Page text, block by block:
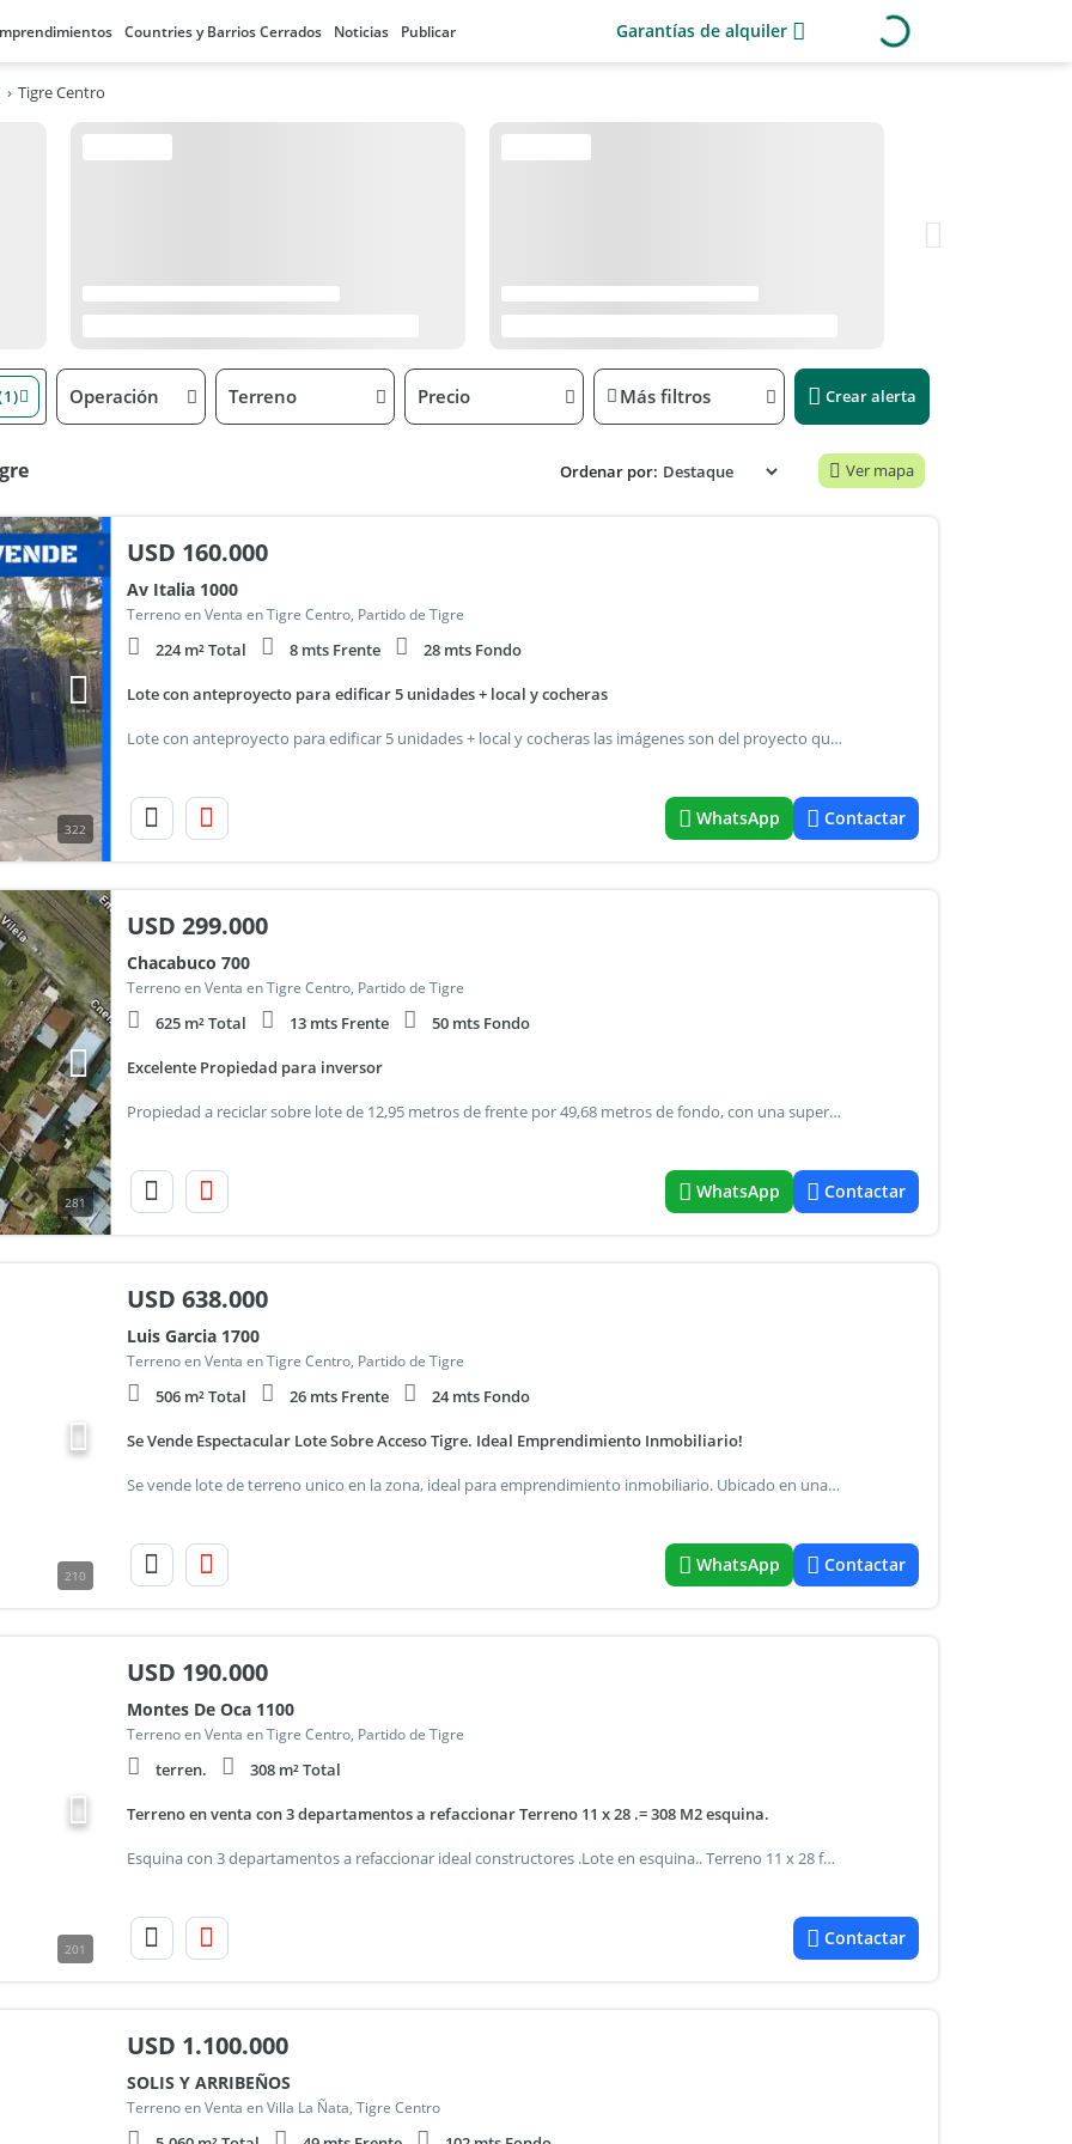
Countries y Barrios Cerrados Noticias Publicar Garantías de alquiler
Tigre Centro
Operación Terreno Precio Más filtros Crear alerta
Ordenar por: Ver mapa
322
USD 160.000
Av Italia 1000
Terreno en Venta en Tigre Centro, Partido de Tigre
224 m² Total 8 mts Frente 28 mts Fondo
Lote con anteproyecto para edificar 5 unidades + local y cocheras
Lote con anteproyecto para edificar 5 unidades + local y cocheras las imágenes son del proyecto que constara de 2 monoambientes amplios y divisibles, un dos ambientes y dos dúplex de tres ambientes en el ultimo piso. A los dibujos de las imágenes se les puede hacer modificaciones. Escucha permuta. Si estas buscando tasar tu inmueble comunícate con labate propiedades, es el primer paso para la venta! Labate propiedades interviene exclusivamente como intermediara entre las partes. Los datos, medidas y antigüedad son estimativos y fueron suministrados por el propietario, pudiendo estar sujetos a modificaciones. Las imágenes son ilustrativas y no representan un compromiso legal. Ignacio m. Labate csi 5973 toca el botón de whatsapp que aparece al costado (o abajo) y podrás comunicarte con nosotros para ver la propiedad o sacarte las dudas que tengas.
WhatsApp Contactar
281
USD 299.000
Chacabuco 700
Terreno en Venta en Tigre Centro, Partido de Tigre
625 m² Total 13 mts Frente 50 mts Fondo
Excelente Propiedad para inversor
Propiedad a reciclar sobre lote de 12,95 metros de frente por 49,68 metros de fondo, con una superficie total de 625 m2. Ideal departamentos, con f.O.T de 2,40, zonificación r6
WhatsApp Contactar
210
USD 638.000
Luis Garcia 1700
Terreno en Venta en Tigre Centro, Partido de Tigre
506 m² Total 26 mts Frente 24 mts Fondo
Se Vende Espectacular Lote Sobre Acceso Tigre. Ideal Emprendimiento Inmobiliario!
Se vende lote de terreno unico en la zona, ideal para emprendimiento inmobiliario. Ubicado en una privilegiada ubicacion, al pie del acceso a tigre, este lote comparte las tres esquinas de las calles luis garcia, mendoza y albarellos. La ubicacion en esquina permite desarrollar un proyecto donde se pueda explotar al maximo el fot, minimizando los espacios de circulacion y comunes, ya que todos los ambientes principales pueden ventilar e iluminar a las tres calles linderas que conforman el lote. La zonficacion c7 no limita en altura y cuenta con un fot de 2.40 que con premios segun proyecto puede extenderse por lo menos en un 20% mas, pudiendo desarrollar mas de 1500m2 vendibles en una de las zonas mas buscadas de tigre. El lote se encuentra limpio, sin edificar, es decir listo para construir sin necesidad de demolicion. Informacion general: sup. Del terreno = 505,95m2 zonificacion = c7 fot + premios = 2,88 fos = 0,60 sup. Vendible aproximada = 1500m2 este lote combina la conectividad estratégica de sus accesos rápidos con la seguridad operativa de un municipio en constante expansión, consolidándose como la opción ideal para un desarrollo inmobiliario de alta rentabilidad. Contactanos para visitar la propiedad
WhatsApp Contactar
201
USD 190.000
Montes De Oca 1100
Terreno en Venta en Tigre Centro, Partido de Tigre
terren. 308 m² Total
Terreno en venta con 3 departamentos a refaccionar Terreno 11 x 28 .= 308 M2 esquina.
Esquina con 3 departamentos a refaccionar ideal constructores .Lote en esquina.. Terreno 11 x 28 fot 1.2 fos 0.60
Contactar
USD 1.100.000
SOLIS Y ARRIBEÑOS
Terreno en Venta en Villa La Ñata, Tigre Centro